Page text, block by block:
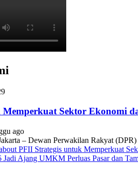
Sektor Ekonomi
ago
– Dewan Perwakilan Rakyat (DPR)
PFII Strategis untuk Memperkuat
Ajang UMKM Perluas Pasar dan